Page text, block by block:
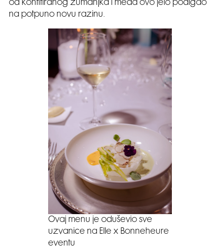
od konfitiranog žumanjka i meda ovo jelo podigao
na potpuno novu razinu.
Ovaj menu je oduševio sve
uzvanice na Elle x Bonneheure
eventu